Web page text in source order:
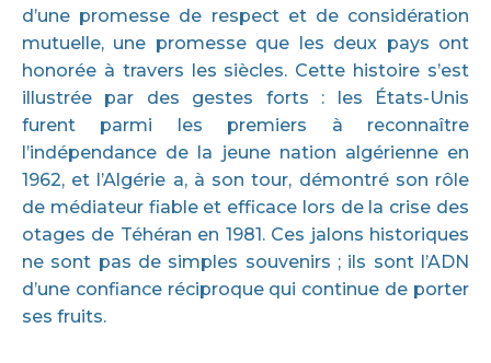
d’une promesse de respect et de considération
mutuelle, une promesse que les deux pays ont
honorée à travers les siècles. Cette histoire s’est
illustrée par des gestes forts : les États-Unis
furent parmi les premiers à reconnaître
l’indépendance de la jeune nation algérienne en
1962, et l’Algérie a, à son tour, démontré son rôle
de médiateur fiable et efficace lors de la crise des
otages de Téhéran en 1981. Ces jalons historiques
ne sont pas de simples souvenirs ; ils sont l’ADN
d’une confiance réciproque qui continue de porter
ses fruits.